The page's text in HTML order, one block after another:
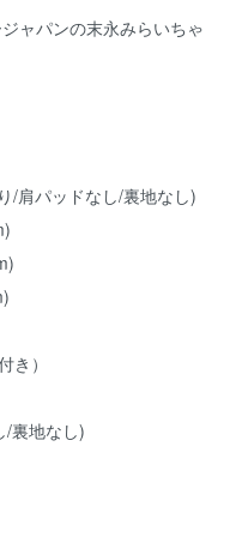
ャパンの末永みらいちゃ
/肩パッドなし/裏地なし)
き）
/裏地なし)